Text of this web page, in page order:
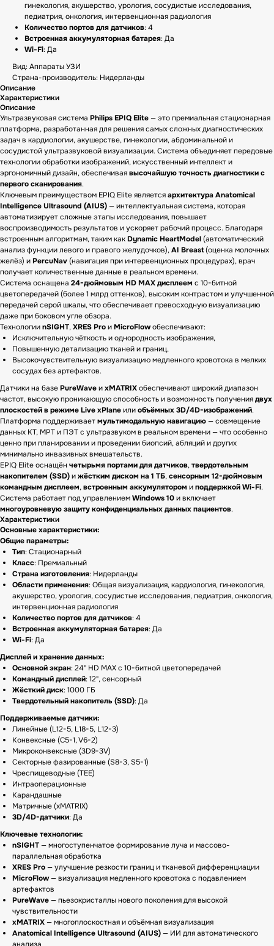
гинекология, акушерство, урология, сосудистые исследования,
педиатрия, онкология, интервенционная радиология
Количество портов для датчиков: 4
Встроенная аккумуляторная батарея: Да
Wi-Fi: Да
Вид: Аппараты УЗИ
Страна-производитель: Нидерланды
Описание
Характеристики
Описание
Ультразвуковая система Philips EPIQ Elite— это премиальная стационарная
платформа, разработанная для решения самых сложных диагностических
задач в кардиологии, акушерстве, гинекологии, абдоминальной и
сосудистой ультразвуковой визуализации. Система объединяет передовые
технологии обработки изображений, искусственный интеллект и
эргономичный дизайн, обеспечиваявысочайшую точность диагностики с
первого сканирования.
Ключевым преимуществом EPIQ Elite являетсяархитектура Anatomical
Intelligence Ultrasound (AIUS)— интеллектуальная система, которая
автоматизирует сложные этапы исследования, повышает
воспроизводимость результатов и ускоряет рабочий процесс. Благодаря
встроенным алгоритмам, таким какDynamic HeartModel(автоматический
анализ функции левого и правого желудочков),AI Breast(оценка молочных
желёз) иPercuNav(навигация при интервенционных процедурах), врач
получает количественные данные в реальном времени.
Система оснащена 24-дюймовым HD MAX дисплеем с 10-битной
цветопередачей (более 1 млрд оттенков), высоким контрастом и улучшенной
передачей серой шкалы, что обеспечивает превосходную визуализацию
даже при боковом угле обзора.
ТехнологииnSIGHT,XRES ProиMicroFlowобеспечивают:
Исключительную чёткость и однородность изображения,
Повышенную детализацию тканей и границ,
Высокочувствительную визуализацию медленного кровотока в мелких
сосудах без артефактов.
Датчики на базеPureWaveиxMATRIXобеспечивают широкий диапазон
частот, высокую проникающую способность и возможность получениядвух
плоскостей в режиме Live xPlaneилиобъёмных 3D/4D-изображений.
Платформа поддерживаетмультимодальную навигацию— совмещение
данных КТ, МРТ и ПЭТ с ультразвуком в реальном времени — что особенно
ценно при планировании и проведении биопсий, абляций и других
минимально инвазивных вмешательств.
EPIQ Elite оснащён четырьмя портами для датчиков,твердотельным
накопителем (SSD)ижёстким диском на 1 ТБ,сенсорным 12-дюймовым
командным дисплеем,встроенным аккумулятором иподдержкой Wi-Fi.
Система работает под управлениемWindows 10и включает
многоуровневую защиту конфиденциальных данных пациентов.
Характеристики
Основные характеристики:
Общие параметры:
Тип: Стационарный
Класс: Премиальный
Страна изготовления: Нидерланды
Области применения: Общая визуализация, кардиология, гинекология,
акушерство, урология, сосудистые исследования, педиатрия, онкология,
интервенционная радиология
Количество портов для датчиков: 4
Встроенная аккумуляторная батарея: Да
Wi-Fi: Да
Дисплей и хранение данных:
Основной экран: 24" HD MAX с 10-битной цветопередачей
Командный дисплей: 12", сенсорный
Жёсткий диск: 1000 ГБ
Твердотельный накопитель (SSD): Да
Поддерживаемые датчики:
Линейные (L12-5, L18-5, L12-3)
Конвексные (C5-1, V6-2)
Микроконвексные (3D9-3V)
Секторные фазированные (S8-3, S5-1)
Чреспищеводные (TEE)
Интраоперационные
Карандашные
Матричные (xMATRIX)
3D/4D-датчики: Да
Ключевые технологии:
nSIGHT— многоступенчатое формирование луча и массово-
параллельная обработка
XRES Pro— улучшение резкости границ и тканевой дифференциации
MicroFlow— визуализация медленного кровотока с подавлением
артефактов
PureWave— пьезокристаллы нового поколения для высокой
чувствительности
xMATRIX— многоплоскостная и объёмная визуализация
Anatomical Intelligence Ultrasound (AIUS)— ИИ для автоматического